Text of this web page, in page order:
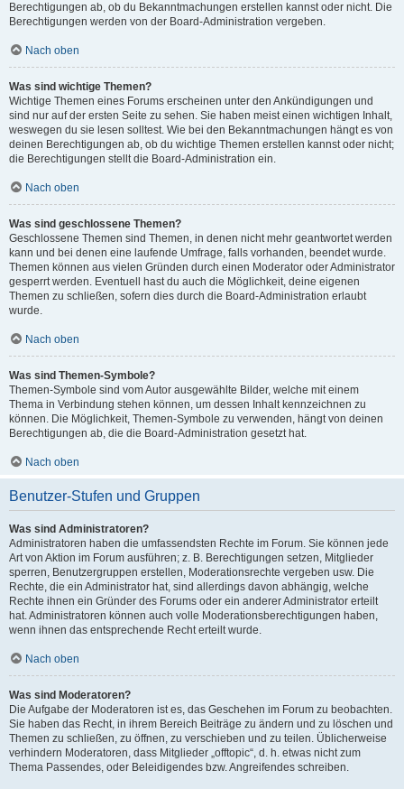
Berechtigungen ab, ob du Bekanntmachungen erstellen kannst oder nicht. Die
Berechtigungen werden von der Board-Administration vergeben.
Nach oben
Was sind wichtige Themen?
Wichtige Themen eines Forums erscheinen unter den Ankündigungen und
sind nur auf der ersten Seite zu sehen. Sie haben meist einen wichtigen Inhalt,
weswegen du sie lesen solltest. Wie bei den Bekanntmachungen hängt es von
deinen Berechtigungen ab, ob du wichtige Themen erstellen kannst oder nicht;
die Berechtigungen stellt die Board-Administration ein.
Nach oben
Was sind geschlossene Themen?
Geschlossene Themen sind Themen, in denen nicht mehr geantwortet werden
kann und bei denen eine laufende Umfrage, falls vorhanden, beendet wurde.
Themen können aus vielen Gründen durch einen Moderator oder Administrator
gesperrt werden. Eventuell hast du auch die Möglichkeit, deine eigenen
Themen zu schließen, sofern dies durch die Board-Administration erlaubt
wurde.
Nach oben
Was sind Themen-Symbole?
Themen-Symbole sind vom Autor ausgewählte Bilder, welche mit einem
Thema in Verbindung stehen können, um dessen Inhalt kennzeichnen zu
können. Die Möglichkeit, Themen-Symbole zu verwenden, hängt von deinen
Berechtigungen ab, die die Board-Administration gesetzt hat.
Nach oben
Benutzer-Stufen und Gruppen
Was sind Administratoren?
Administratoren haben die umfassendsten Rechte im Forum. Sie können jede
Art von Aktion im Forum ausführen; z. B. Berechtigungen setzen, Mitglieder
sperren, Benutzergruppen erstellen, Moderationsrechte vergeben usw. Die
Rechte, die ein Administrator hat, sind allerdings davon abhängig, welche
Rechte ihnen ein Gründer des Forums oder ein anderer Administrator erteilt
hat. Administratoren können auch volle Moderationsberechtigungen haben,
wenn ihnen das entsprechende Recht erteilt wurde.
Nach oben
Was sind Moderatoren?
Die Aufgabe der Moderatoren ist es, das Geschehen im Forum zu beobachten.
Sie haben das Recht, in ihrem Bereich Beiträge zu ändern und zu löschen und
Themen zu schließen, zu öffnen, zu verschieben und zu teilen. Üblicherweise
verhindern Moderatoren, dass Mitglieder „offtopic“, d. h. etwas nicht zum
Thema Passendes, oder Beleidigendes bzw. Angreifendes schreiben.